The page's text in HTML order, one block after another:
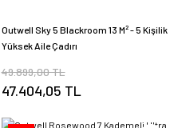
Outwell Sky 5 Blackroom 13 M² - 5 Kişilik
Yüksek Aile Çadırı
49.899,00 TL
47.404,05 TL